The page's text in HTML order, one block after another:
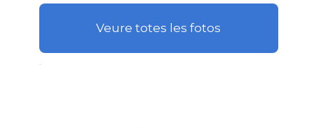
Veure totes les fotos